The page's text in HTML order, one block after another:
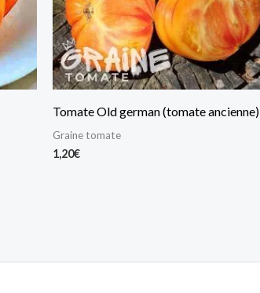
Tomate Old german (tomate ancienne)
Graine tomate
1,20€